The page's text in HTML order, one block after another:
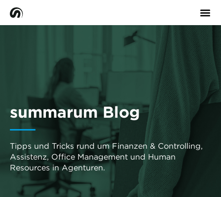
summarum Blog
Tipps und Tricks rund um Finanzen & Controlling,
Assistenz, Office Management und Human
Resources in Agenturen.